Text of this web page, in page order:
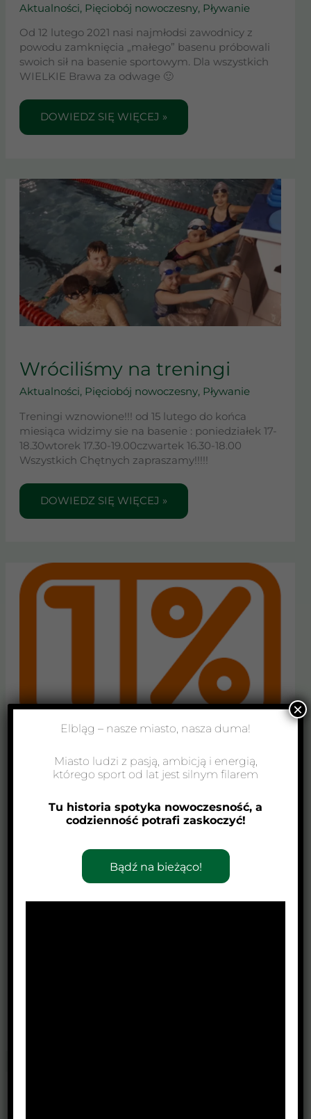
Aktualności, Pięciobój nowoczesny, Pływanie
Od 12 lutego 2021 nasi najmłodsi zawodnicy z
powodu zamknięcia „małego” basenu próbowali
swoich sił na basenie sportowym. Dla wszystkich
WIELKIE Brawa za odwage 🙂
DOWIEDZ SIĘ WIĘCEJ »
Wróciliśmy na treningi
Aktualności, Pięciobój nowoczesny, Pływanie
Treningi wznowione!!! od 15 lutego do końca
miesiąca widzimy sie na basenie : poniedziałek 17-
18.30wtorek 17.30-19.00czwartek 16.30-18.00
Wszystkich Chętnych zapraszamy!!!!!
NA
TRENINGI
DOWIEDZ SIĘ WIĘCEJ »
Pływanie ,Short track,Strzelectwo,Szermierka,
Wrotkarstwo
Zachęcamy do skorzystania z możliwości
przekazania 1% podatku dochodowego od osób
fizycznych za rok 2020 na wsparcie działalności
Elbląg – nasze miasto, nasza duma!
Miasto ludzi z pasją, ambicją i energią,
którego sport od lat jest silnym filarem
Tu historia spotyka nowoczesność, a
codzienność potrafi zaskoczyć!
Bądź na bieżąco!
×